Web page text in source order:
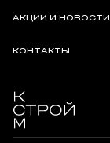
АКЦИИ И НОВОСТИ
КОНТАКТЫ